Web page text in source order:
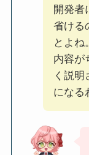
開発者
省ける
とよね
内容が
く説明
になる